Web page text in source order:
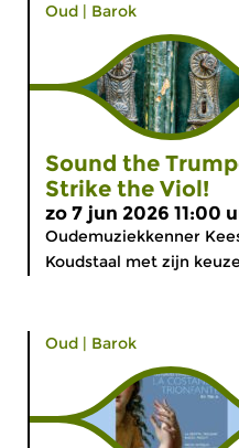
Oud | Barok
Sound the
Strike the Viol!
zo 7 jun 2026 11:00
Oudemuziekkenner
Koudstaal met zijn
Oud | Barok